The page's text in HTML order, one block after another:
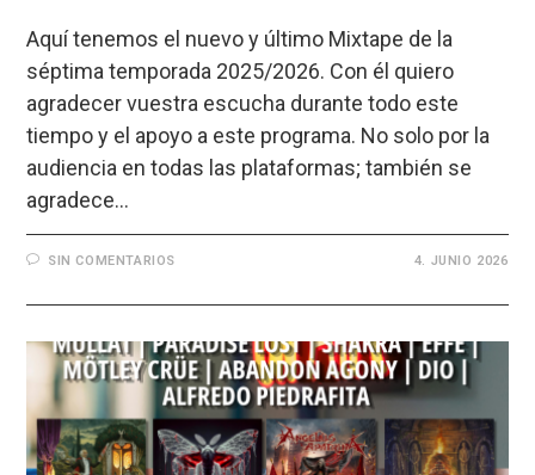
Aquí tenemos el nuevo y último Mixtape de la
séptima temporada 2025/2026. Con él quiero
agradecer vuestra escucha durante todo este
tiempo y el apoyo a este programa. No solo por la
audiencia en todas las plataformas; también se
agradece…
SIN COMENTARIOS 4. JUNIO 2026